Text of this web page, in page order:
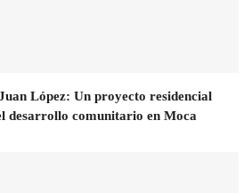
López: Un proyecto residencial
desarrollo comunitario en Moca